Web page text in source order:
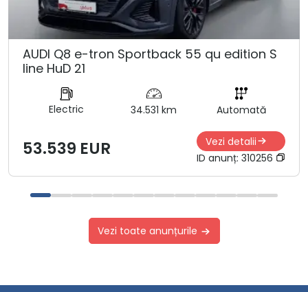
AUDI Q8 e-tron Sportback 55 qu edition S
line HuD 21
Electric 34.531 km Automată
53.539 EUR
Vezi detalii
ID anunț: 310256
Vezi toate anunțurile